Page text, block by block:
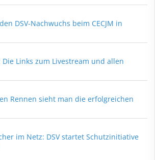
DSV-Nachwuchs beim CECJM in
Die Links zum Livestream und allen
Rennen sieht man die erfolgreichen
im Netz: DSV startet Schutzinitiative